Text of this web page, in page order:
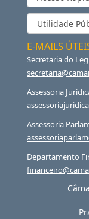
E-MAILS
Secretaria do
Assessoria
Assessoria
Departamento